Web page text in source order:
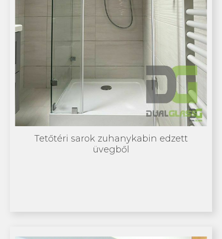
Tetőtéri sarok zuhanykabin edzett
üvegből